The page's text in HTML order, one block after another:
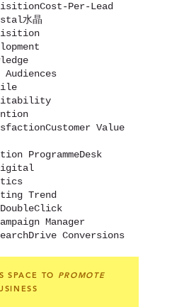
Cost-Per-Lead
水晶
Customer Value
ProgrammeDesk
Trend
DoubleClick
Manager
Drive Conversions
SPACE TO PROMOTE